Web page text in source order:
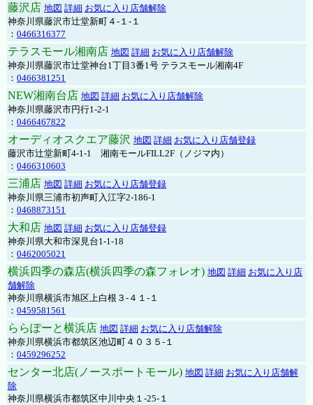
藤沢店 地図 詳細 お気に入り店舗解除
神奈川県藤沢市辻堂新町４-１-１
： 0466316377
テラスモール湘南店 地図 詳細 お気に入り店舗解除
神奈川県藤沢市辻堂神台1丁目3番1号 テラスモール湘南4F
： 0466381251
NEW湘南台店 地図 詳細 お気に入り店舗解除
神奈川県藤沢市円行1-2-1
： 0466467822
オーディオスクエア藤沢 地図 詳細 お気に入り店舗登録
藤沢市辻堂新町4-1-1 湘南モールFILL2F（ノジマ内）
： 0466310603
三浦店 地図 詳細 お気に入り店舗登録
神奈川県三浦市初声町入江字2-186-1
： 0468873151
大和店 地図 詳細 お気に入り店舗登録
神奈川県大和市深見台1-1-18
： 0462005021
横浜四季の森店(横浜四季の森フォレオ) 地図 詳細 お気に入り店
舗解除
神奈川県横浜市旭区上白根３-４１-１
： 0459581561
ららぽーと横浜店 地図 詳細 お気に入り店舗解除
神奈川県横浜市都筑区池辺町４０３５-１
： 0459296252
センター北店(ノースポートモール) 地図 詳細 お気に入り店舗解
除
神奈川県横浜市都筑区中川中央１-25-１